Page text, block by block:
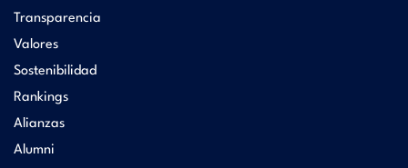
Transparencia
Valores
Sostenibilidad
Rankings
Alianzas
Alumni